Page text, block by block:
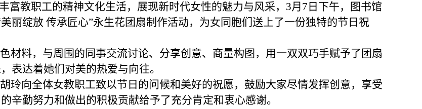
富教职工的精神文化生活，展现新时代女性的魅力与风采，3月7日下午，图书馆
丽绽放 传承匠心”永生花团扇制作活动，为女同胞们送上了一份独特的节日祝
材料，与周围的同事交流讨论、分享创意、商量构图，用一双双巧手赋予了团扇
表达着她们对美的热爱与向往。
玲向全体女教职工致以节日的问候和美好的祝愿，鼓励大家尽情发挥创意，享受
辛勤努力和做出的积极贡献给予了充分肯定和衷心感谢。